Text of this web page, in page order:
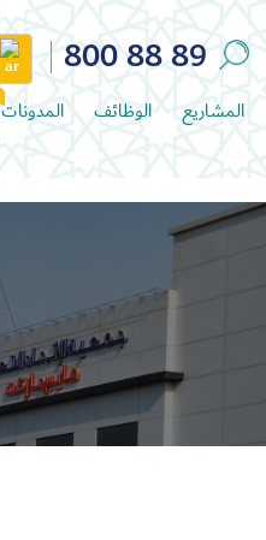
800 88 89
المشاريع الوظائف المدونات